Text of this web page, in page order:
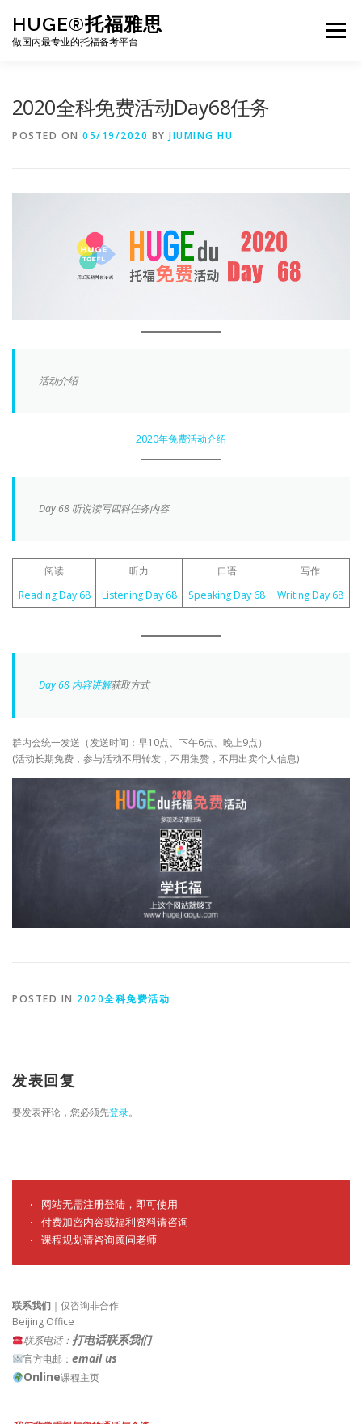
content
HUGE®托福雅思
做国内最专业的托福备考平台
Menu
2020全科免费活动Day68任务
POSTED ON 05/19/2020 BY JIUMING HU
活动介绍
2020年免费活动介绍
Day 68 听说读写四科任务内容
阅读 听力 口语
写作
Reading Day 68
Listening Day 68 Speaking Day 68 Writing Day 68
Day 68 内容讲解获取方式
群内会统一发送（发送时间：早10点、下午6点、晚上9点）
(活动长期免费，参与活动不用转发，不用集赞，不用出卖个人信息)
POSTED IN 2020全科免费活动
发表回复
要发表评论，您必须先登录。
· 网站无需注册登陆，即可使用
· 付费加密内容或福利资料请咨询
· 课程规划请咨询顾问老师
联系我们 ｜仅咨询非合作
Beijing Office
联系电话： 打电话联系我们
官方电邮： email us
Online课程主页